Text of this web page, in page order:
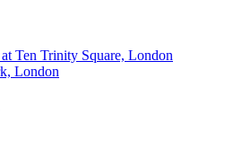
Ten Trinity Square, London
London